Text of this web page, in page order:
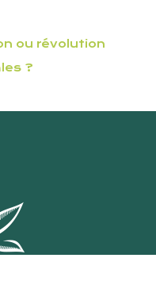
ou révolution
?